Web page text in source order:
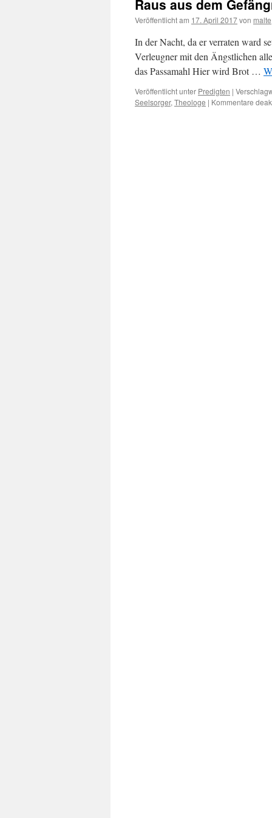
Raus aus dem
Veröffentlicht am 17. April 2017von malte
In der Nacht, da er verraten ward
Verleugner mit den Ängstlichen
das Passamahl Hier wird Brot …
Veröffentlicht unter Predigten |
Seelsorger, Theologe | Kommentare